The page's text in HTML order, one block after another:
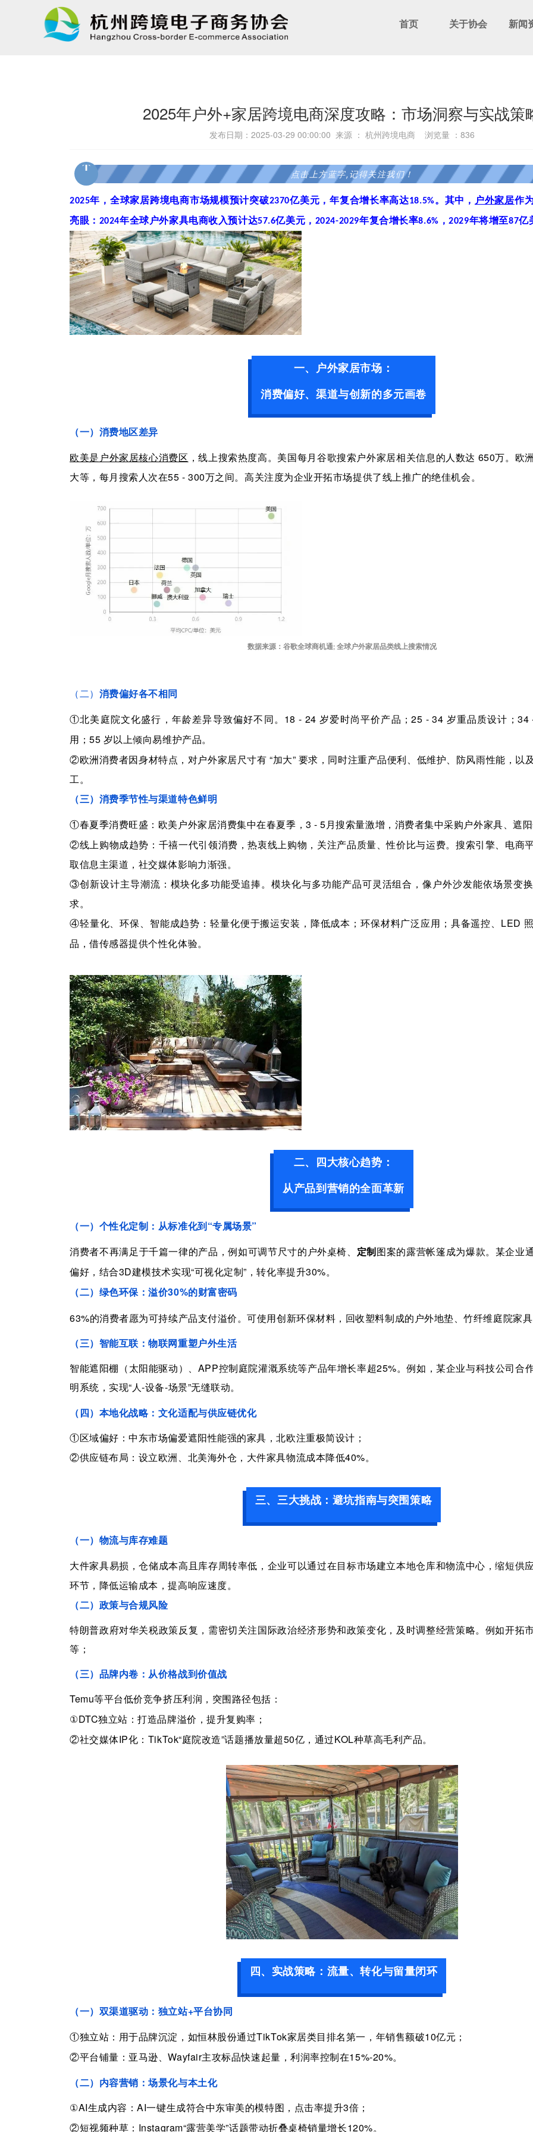
首页 关于协会 新闻
2025年户外+家居跨境电商深度攻略：市场洞察与实战策
发布日期：2025-03-29 00:00:00 来源 ： 杭州跨境电商 浏览量 ： 836
点击上方蓝字,记得关注我们！
2025年，全球家居跨境电商市场规模预计突破2370亿美元，年复合增长率高达18.5%。其中， 户外家居作
亮眼： 2024年全球户外家具电商收入预计达57.6亿美元， 2024-2029年复合增长率8.6% ，2029年将增至87亿
一、户外家居市场：
消费偏好、渠道与创新的多元画卷
（一）消费地区差异
欧美是户外家居核心消费区 ，线上搜索热度高。 美国每月谷歌搜索户外家居相关信息的人数达 650万。欧洲
大等，每月搜索人次在55 - 300万之间。 高关注度为企业开拓市场提供了线上推广的绝佳机会。
数据来源：谷歌全球商机通; 全球户外家居品类线上搜索情况
（二） 消费偏好各不相同
①北美庭院文化盛行，年龄差异导致偏好不同。 18 - 24岁爱时尚平价产品；25 - 34 岁重品质设计；34
用；55 岁以上倾向易维护产品。
②欧洲消费者因身材特点，对户外家居尺寸有 “加大” 要求，同时注重产品便利、低维护、防风雨性能，以
工。
（三）消费季节性与渠道特色鲜明
①春夏季消费旺盛：欧美户外家居消费集中在春夏季，3 - 5月搜索量激增，消费者集中采购户外家具、遮阳
②线上购物成趋势：千禧一代引领消费，热衷线上购物，关注产品质量、性价比与运费。搜索引擎、电商
取信息主渠道，社交媒体影响力渐强。
③创新设计主导潮流：模块化多功能受追捧。模块化与多功能产品可灵活组合，像户外沙发能依场景变
求。
④轻量化、环保、智能成趋势：轻量化便于搬运安装，降低成本；环保材料广泛应用；具备遥控、 LED
品，借传感器提供个性化体验。
二、四大核心趋势：
从产品到营销的全面革新
（一）个性化定制：从标准化到“专属场景”
消费者不再满足于千篇一律的产品，例如可调节尺寸的户外桌椅、 定制图案的露营帐篷成为爆款。某企业
偏好，结合3D建模技术实现“可视化定制”，转化率提升30%。
（二）绿色环保：溢价30%的财富密码
63%的消费者愿为可持续产品支付溢价。可使用创新环保材料， 回收塑料制成的户外地垫、竹纤维庭院家具
（三）智能互联：物联网重塑户外生活
智能遮阳棚（太阳能驱动）、 APP控制庭院灌溉系统等产品年增长率超25%。例如 ，某企业与科技公司合
明系统，实现“人-设备-场景”无缝联动。
（四） 本地化战略：文化适配与供应链优化
①区域偏好：中东市场偏爱遮阳性能强的家具，北欧注重极简设计；
②供应链布局：设立欧洲、北美海外仓，大件家具物流成本降低40%。
三、三大挑战：避坑指南与突围策略
（一） 物流与库存难题
大件家具易损 ，仓储成本高 且库存周转率低， 企业可以通过在目标市场建立本地仓库和物流中心，缩短供
环节，降低运输成本，提高响应速度。
（二） 政策与合规风险
特朗普政府对华关税政策反复，需密切关注国际政治经济形势和政策变化，及时调整经营策略。 例如开拓
等 ；
（三） 品牌内卷：从价格战到价值战
Temu等平台低价竞争挤压利润，突围路径包括：
①DTC独立站：打造品牌溢价，提升复购率 ；
②社交媒体IP化： TikTok“庭院改造”话题播放量超50亿，通过KOL种草高毛利产品。
四、实战策略：流量、转化与留量闭环
（一）双渠道驱动：独立站+平台协同
①独立站：用于品牌沉淀，如恒林股份通过TikTok家居类目排名第一，年销售额破10亿元；
②平台铺量：亚马逊、Wayfair主攻标品快速起量，利润率控制在15%-20%。
（二）内容营销：场景化与本土化
①AI生成内容：AI一键生成符合中东审美的模特图，点击率提升3倍；
②短视频种草： Instagram“露营美学”话题带动折叠桌椅销量增长120%。